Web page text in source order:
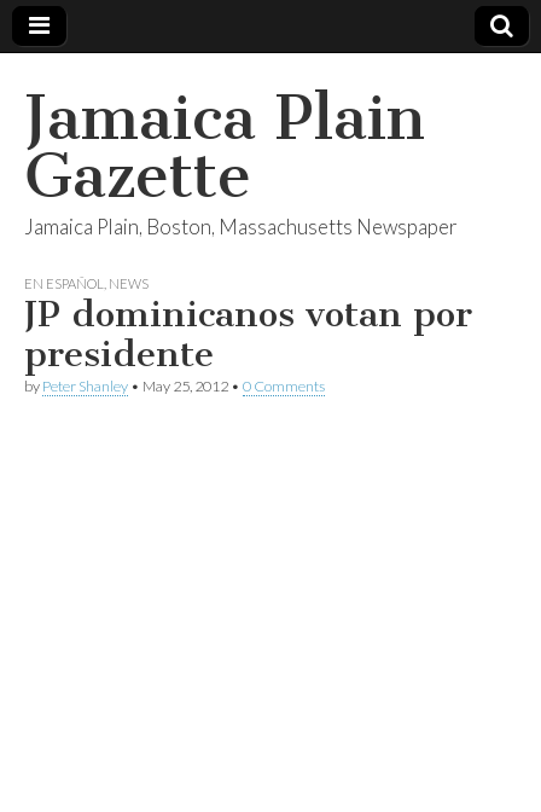
Jamaica Plain
Gazette
Jamaica Plain, Boston, Massachusetts Newspaper
EN ESPAÑOL NEWS
JP dominicanos votan por
presidente
by Peter Shanley • May 25, 2012 • 0 Comments